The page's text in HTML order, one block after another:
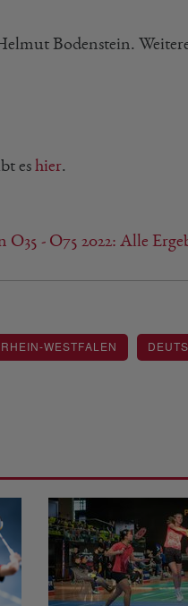
Bodenstein.
es hier.
O35 - O75 2022: Alle
WESTFALEN